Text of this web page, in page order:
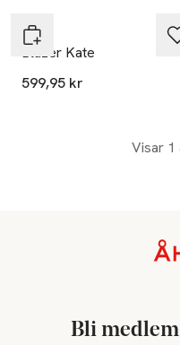
ICHI
Blazer Kate
599,95 kr
Visar 1
Bli